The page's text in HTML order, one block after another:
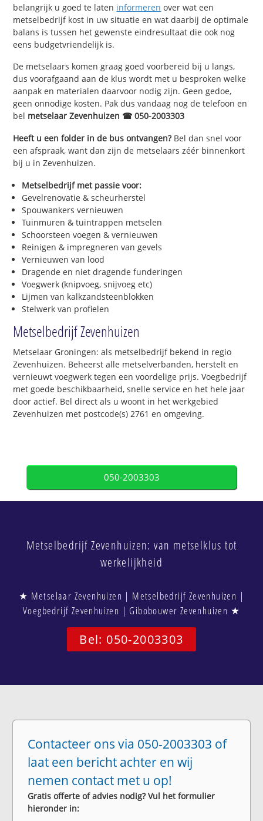
belangrijk u goed te laten informeren over wat een
metselbedrijf kost in uw situatie en wat daarbij de optimale
balans is tussen het gewenste eindresultaat die ook nog
eens budgetvriendelijk is.
De metselaars komen graag goed voorbereid bij u langs,
dus voorafgaand aan de klus wordt met u besproken welke
aanpak en materialen daarvoor nodig zijn. Geen gedoe,
geen onnodige kosten. Pak dus vandaag nog de telefoon en
bel metselaar Zevenhuizen ☎ 050-2003303
Heeft u een folder in de bus ontvangen?Bel dan snel voor
een afspraak, want dan zijn de metselaars zéér binnenkort
bij u in Zevenhuizen.
Metselbedrijf met passie voor:
Gevelrenovatie & scheurherstel
Spouwankers vernieuwen
Tuinmuren & tuintrappen metselen
Schoorsteen voegen & vernieuwen
Reinigen & impregneren van gevels
Vernieuwen van lood
Dragende en niet dragende funderingen
Voegwerk (knipvoeg, snijvoeg etc)
Lijmen van kalkzandsteenblokken
Stelwerk van profielen
Metselbedrijf Zevenhuizen
Metselaar Groningen: als metselbedrijf bekend in regio
Zevenhuizen. Beheerst alle metselverbanden, herstelt en
vernieuwt voegwerk tegen een voordelige prijs. Voegbedrijf
met goede beschikbaarheid, snelle service en het hele jaar
door actief. Bel direct als u woont in het werkgebied
Zevenhuizen met postcode(s) 2761 en omgeving.
050-2003303
Metselbedrijf Zevenhuizen: van metselklus tot
werkelijkheid
★ Metselaar Zevenhuizen | Metselbedrijf Zevenhuizen |
Voegbedrijf Zevenhuizen | Gibobouwer Zevenhuizen ★
Bel: 050-2003303
Contacteer ons via 050-2003303 of
laat een bericht achter en wij
nemen contact met u op!
Gratis offerte of advies nodig? Vul het formulier
hieronder in: